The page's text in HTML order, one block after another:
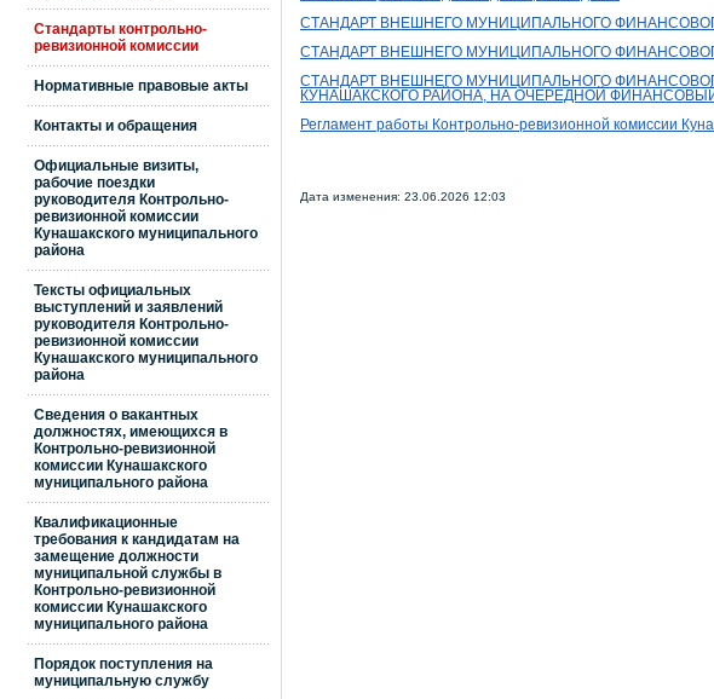
Стандарты контрольно-
ревизионной комиссии
Нормативные правовые акты
Контакты и обращения
Официальные визиты,
рабочие поездки
руководителя Контрольно-
ревизионной комиссии
Кунашакского муниципального
района
Тексты официальных
выступлений и заявлений
руководителя Контрольно-
ревизионной комиссии
Кунашакского муниципального
района
Сведения о вакантных
должностях, имеющихся в
Контрольно-ревизионной
комиссии Кунашакского
муниципального района
Квалификационные
требования к кандидатам на
замещение должности
муниципальной службы в
Контрольно-ревизионной
комиссии Кунашакского
муниципального района
Порядок поступления на
муниципальную службу
СТАНДАРТ ВНЕШНЕГО МУНИЦИПАЛЬНОГО
СТАНДАРТ ВНЕШНЕГО МУНИЦИПАЛЬНОГО
СТАНДАРТ ВНЕШНЕГО МУНИЦИПАЛЬНОГО
КУНАШАКСКОГО РАЙОНА, НА ОЧЕРЕДНОЙ
Регламент работы Контрольно-ревизионной комиссии
Дата изменения: 23.06.2026 12:03